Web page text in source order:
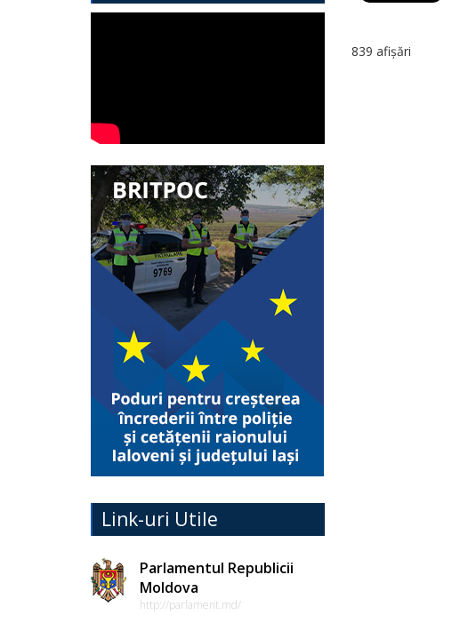
Link-uri Utile
Parlamentul Republicii
Moldova
http://parlament.md/
839 afișări